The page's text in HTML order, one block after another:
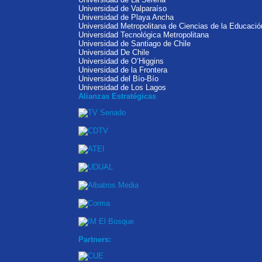
Universidad de Valparaíso
Universidad de Playa Ancha
Universidad Metropolitana de Ciencias de la
Universidad Tecnológica Metropolitana
Universidad de Santiago de Chile
Universidad De Chile
Universidad de O’Higgins
Universidad de la Frontera
Universidad del Bío-Bío
Universidad de Los Lagos
Alianzas Estratégicas
Partners: